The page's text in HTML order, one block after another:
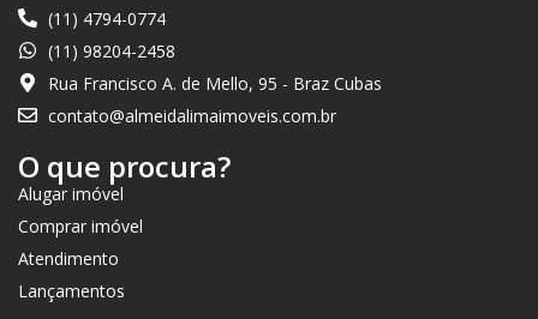
(11) 4794-0774
(11) 98204-2458
Rua Francisco A. de Mello, 95 - Braz Cubas
contato@almeidalimaimoveis.com.br
O que procura?
Alugar imóvel
Comprar imóvel
Atendimento
Lançamentos